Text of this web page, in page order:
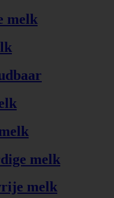
melk
melk
melk